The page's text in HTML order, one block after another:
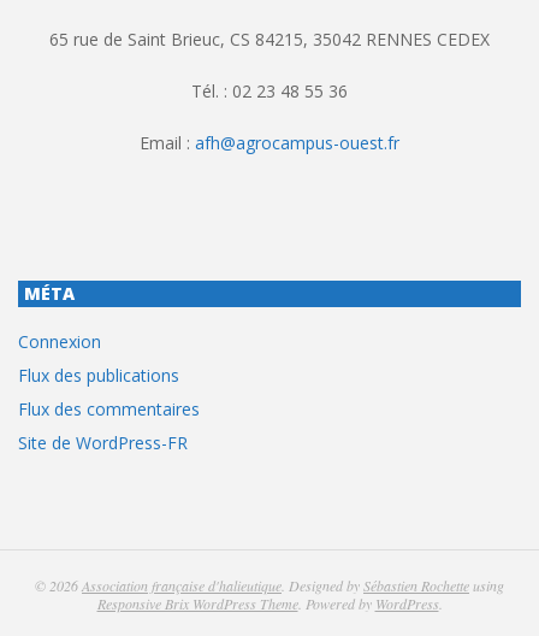
65 rue de Saint Brieuc, CS 84215, 35042 RENNES CEDEX
Tél. : 02 23 48 55 36
Email : afh@agrocampus-ouest.fr
MÉTA
Connexion
Flux des publications
Flux des commentaires
Site de WordPress-FR
© 2026Association française d'halieutique. Designed bySébastien Rochetteusing
Responsive Brix WordPress Theme. Powered by WordPress.